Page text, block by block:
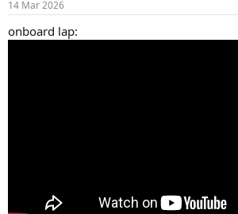
e
:
14 Mar 2026
onboard lap: